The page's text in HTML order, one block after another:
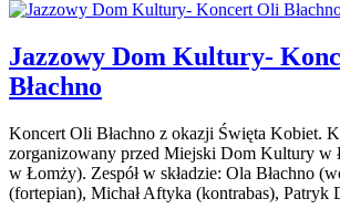
Jazzowy Dom Kultury-
Błachno
Koncert Oli Błachno z okazji Święta Kobiet.
zorganizowany przed Miejski Dom Kultury
w Łomży). Zespół w składzie: Ola Błachno
(fortepian), Michał Aftyka (kontrabas), Patryk